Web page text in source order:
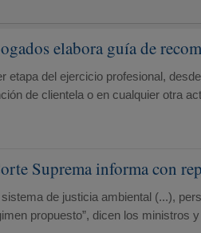
elabora guía de
del ejercicio profesional,
de clientela o en cualquier otra
Suprema informa con
de justicia ambiental (...),
propuesto”, dicen los ministros